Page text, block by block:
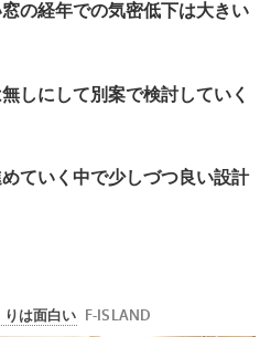
の経年での気密低下は大きい
しにして別案で検討していく
ていく中で少しづつ良い設計